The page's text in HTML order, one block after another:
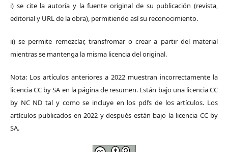
i) se cite la autoría y la fuente original de su publicación (revista,
editorial y URL de la obra), permitiendo así su reconocimiento.
ii) se permite remezclar, transfromar o crear a partir del material
mientras se mantenga la misma licencia del original.
Nota: Los artículos anteriores a 2022 muestran incorrectamente la
licencia CC by SA en la página de resumen. Están bajo una licencia CC
by NC ND tal y como se incluye en los pdfs de los artículos. Los
artículos publicados en 2022 y después están bajo la licencia CC by
SA.